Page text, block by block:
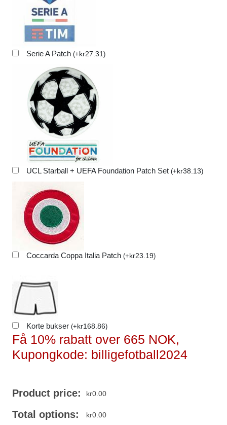
Serie A Patch (+kr27.31 )
UCL Starball + UEFA Foundation Patch Set (+kr38.13)
Coccarda Coppa Italia Patch (+kr23.19)
Korte bukser (+kr168.86)
Få 10% rabatt over 665 NOK,
Kupongkode: billigefotball2024
Product price: kr0.00
Total options: kr0.00